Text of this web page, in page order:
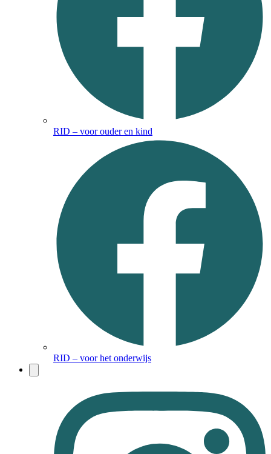
RID – voor ouder en kind
RID – voor het onderwijs